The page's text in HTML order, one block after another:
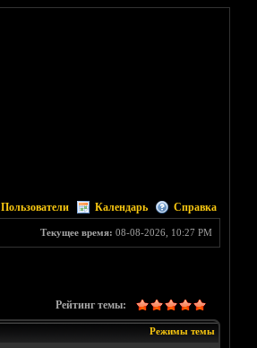
Пользователи Календарь Справка
Текущее время: 08-08-2026, 10:27 PM
Рейтинг темы:
Режимы темы